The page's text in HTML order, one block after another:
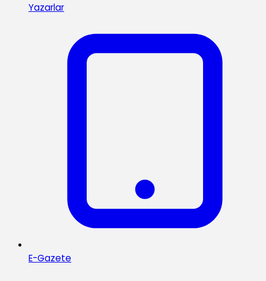
Yazarlar
E-Gazete